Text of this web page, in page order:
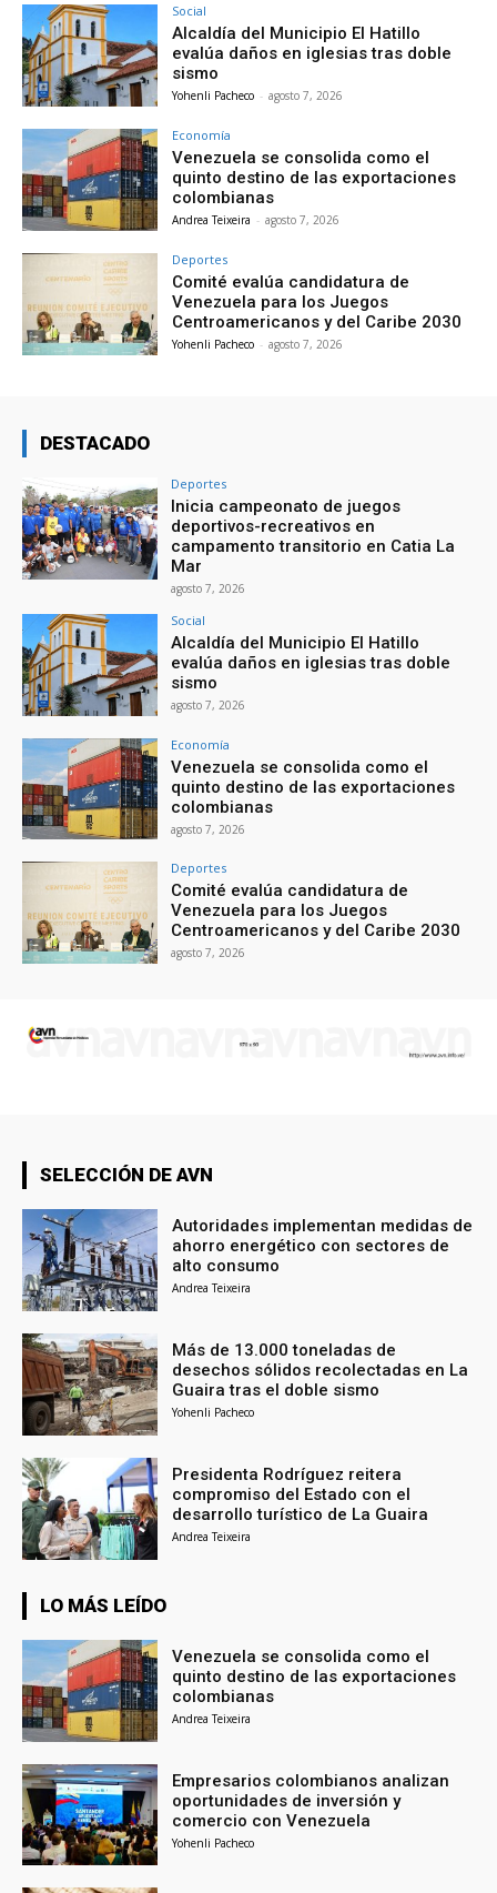
Social
Alcaldía del Municipio El Hatillo
evalúa daños en iglesias tras doble
sismo
Yohenli Pacheco - agosto 7, 2026
Economía
Venezuela se consolida como el
quinto destino de las exportaciones
colombianas
Andrea Teixeira - agosto 7, 2026
Deportes
Comité evalúa candidatura de
Venezuela para los Juegos
Centroamericanos y del Caribe 2030
Yohenli Pacheco - agosto 7, 2026
DESTACADO
Deportes
Inicia campeonato de juegos
deportivos-recreativos en
campamento transitorio en Catia La
Mar
agosto 7, 2026
Social
Alcaldía del Municipio El Hatillo
evalúa daños en iglesias tras doble
sismo
agosto 7, 2026
Economía
Venezuela se consolida como el
quinto destino de las exportaciones
colombianas
agosto 7, 2026
Deportes
Comité evalúa candidatura de
Venezuela para los Juegos
Centroamericanos y del Caribe 2030
agosto 7, 2026
SELECCIÓN DE AVN
Autoridades implementan medidas de
ahorro energético con sectores de
alto consumo
Andrea Teixeira
Más de 13.000 toneladas de
desechos sólidos recolectadas en La
Guaira tras el doble sismo
Yohenli Pacheco
Presidenta Rodríguez reitera
compromiso del Estado con el
desarrollo turístico de La Guaira
Andrea Teixeira
LO MÁS LEÍDO
Venezuela se consolida como el
quinto destino de las exportaciones
colombianas
Andrea Teixeira
Empresarios colombianos analizan
oportunidades de inversión y
comercio con Venezuela
Yohenli Pacheco